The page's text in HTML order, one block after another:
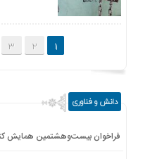
1
2
3
دانش و فناوری
فراخوان بیست‌وهشتمین همایش